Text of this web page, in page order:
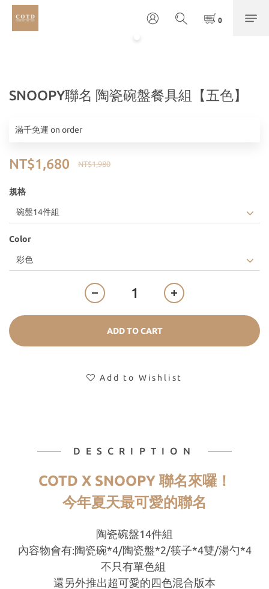
SNOOPY聯名 陶瓷碗盤餐具組【五色】
滿千免運 on order
NT$1,980
NT$1,680
規格
Color
ADD TO CART
Add to Wishlist
DESCRIPTION
COTD X SNOOPY 聯名來囉！
今年夏天最可愛的聯名
陶瓷碗盤14件組
內容物會有:陶瓷碗*4/陶瓷盤*2/筷子*4雙/湯勺*4
不只有單色組
還另外推出超可愛的四色混合版本